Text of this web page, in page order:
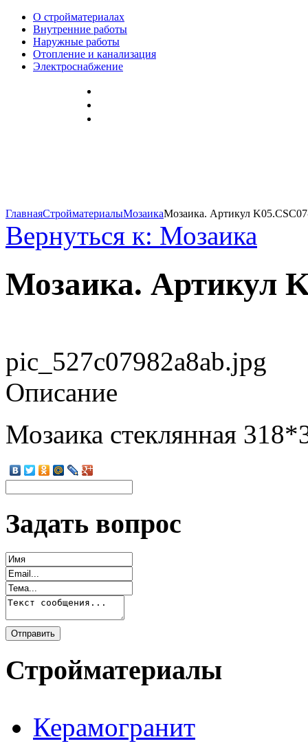
О стройматериалах
Внутренние работы
Наружные работы
Отопление и канализация
Электроснабжение
ГлавнаяСтройматериалыМозаикаМозаика. Артикул
Вернуться к: Мозаика
Мозаика. Артикул
pic_527c07982a8ab.jpg
Описание
Мозаика стеклянная
Задать вопрос
Стройматериалы
Керамогранит